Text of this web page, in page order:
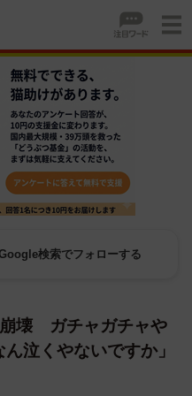
検索でフォローする
壊 ガチャガチャや
泣くやないですか」